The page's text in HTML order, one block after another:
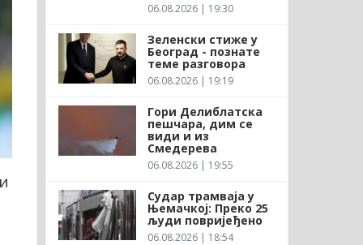
06.08.2026 | 19:30
Зеленски стиже у
Београд - познате
теме разговора
06.08.2026 | 19:19
Гори Делиблатска
пешчара, дим се
види и из
Смедерева
06.08.2026 | 19:55
Судар трамваја у
Њемачкој: Преко 25
људи повријеђено
06.08.2026 | 18:54